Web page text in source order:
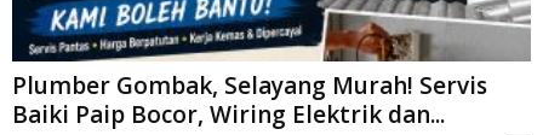
Plumber Gombak, Selayang Murah! Servis
Baiki Paip Bocor, Wiring Elektrik dan...